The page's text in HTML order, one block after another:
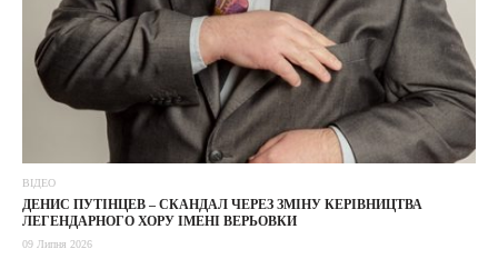
ВІДЕО
ДЕНИС ПУТІНЦЕВ – CКАНДАЛ ЧЕРЕЗ ЗМІНУ КЕРІВНИЦТВА
ЛЕГЕНДАРНОГО ХОРУ ІМЕНІ ВЕРЬОВКИ
09 Липня 2026